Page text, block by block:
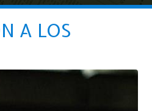
A LOS